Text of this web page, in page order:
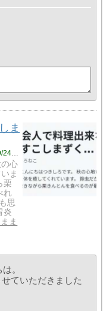
ま
https://www.kimama-kuroneko.com/entry/2019/09/24/223906
心
ま
栗
れ
思
炎
ま
。
ていただきました